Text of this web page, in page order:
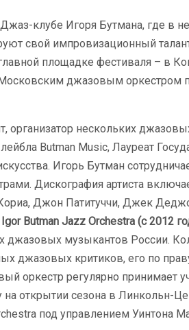
клубе Игоря Бутмана, где в
свой импровизационный
площадке фестиваля – в
джазовым оркестром
нескольких
Butman Music, Лауреат
Игорь Бутман
Дискография артиста
Джон Патитуччи, Джек
Igor Butman Jazz Orchestra (с 2012
джазовых музыкантов России.
джазовых критиков, его по
оркестр регулярно принимает
на открытии сезона в Линкольн-
под управлением Уинтона